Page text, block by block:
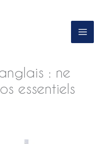
: ne
essentiels